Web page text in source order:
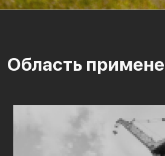
Область